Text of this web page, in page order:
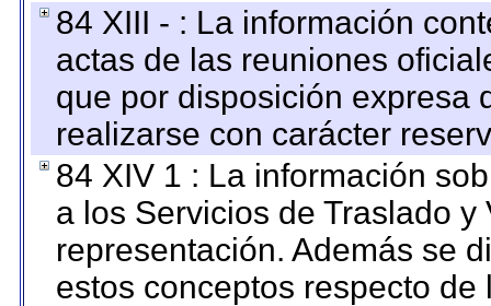
84 XIII - : La información
actas de las reuniones
que por disposición expresa
realizarse con carácter
84 XIV 1 : La información
a los Servicios de Traslado
representación. Además se
estos conceptos respecto